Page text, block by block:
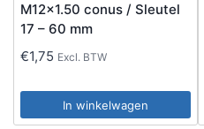
M12x1.50 conus / Sleutel
17 – 60 mm
€1,75 Excl. BTW
In winkelwagen